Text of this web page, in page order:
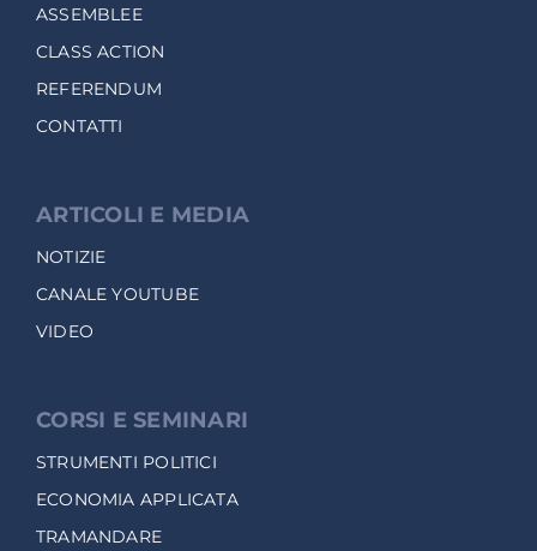
ASSEMBLEE
CLASS ACTION
REFERENDUM
CONTATTI
ARTICOLI E MEDIA
NOTIZIE
CANALE YOUTUBE
VIDEO
CORSI E SEMINARI
STRUMENTI POLITICI
ECONOMIA APPLICATA
TRAMANDARE